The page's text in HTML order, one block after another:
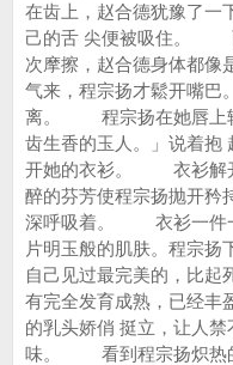
在齿上，赵合德犹豫了一
己的舌 尖便被吸住。
次摩擦，赵合德身体都像
气来，程宗扬才鬆开嘴
离。 程宗扬在她唇上轻
齿生香的玉人。」说着抱
开她的衣衫。 衣衫解开
醉的芬芳使程宗扬抛开矜
深呼吸着。 衣衫一件一
片明玉般的肌肤。程宗扬
自己见过最完美的，比起
有完全发育成熟，已经丰
的乳头娇俏 挺立，让人
味。 看到程宗扬炽热的